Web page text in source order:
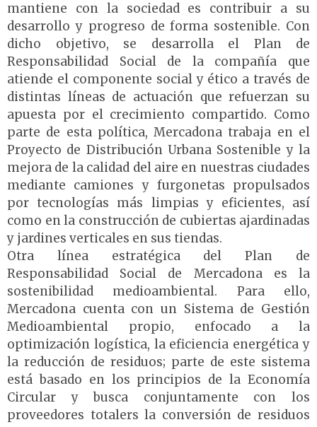
mantiene con la sociedad es contribuir a su
desarrollo y progreso de forma sostenible. Con
dicho objetivo, se desarrolla el Plan de
Responsabilidad Social de la compañía que
atiende el componente social y ético a través de
distintas líneas de actuación que refuerzan su
apuesta por el crecimiento compartido. Como
parte de esta política, Mercadona trabaja en el
Proyecto de Distribución Urbana Sostenible y la
mejora de la calidad del aire en nuestras ciudades
mediante camiones y furgonetas propulsados
por tecnologías más limpias y eficientes, así
como en la construcción de cubiertas ajardinadas
y jardines verticales en sus tiendas.
Otra línea estratégica del Plan de
Responsabilidad Social de Mercadona es la
sostenibilidad medioambiental. Para ello,
Mercadona cuenta con un Sistema de Gestión
Medioambiental propio, enfocado a la
optimización logística, la eficiencia energética y
la reducción de residuos; parte de este sistema
está basado en los principios de la Economía
Circular y busca conjuntamente con los
proveedores totalers la conversión de residuos